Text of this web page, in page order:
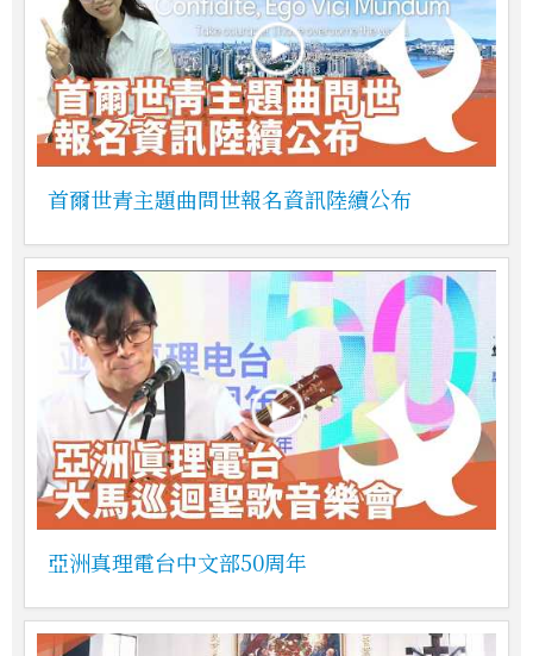
首爾世青主題曲問世報名資訊陸續公布
亞洲真理電台中文部50周年